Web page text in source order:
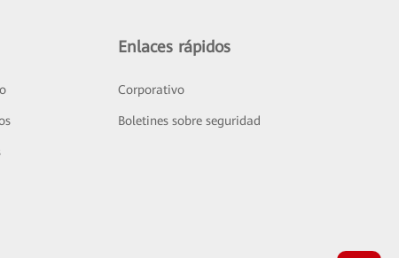
Enlaces rápidos
Corporativo
Boletines sobre seguridad